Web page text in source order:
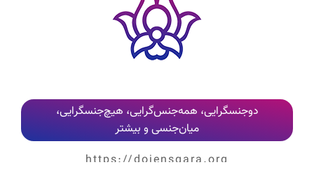
کلیه نظرات پس از بررسی و تایید مدیر وب‌سایت، به‌صورت عمومی منتشر می‌شوند
دوجنسگرایی، همه‌جنس‌گرایی، هیچ‌جنسگرایی،
میان‌جنسی و بیشتر
https://dojensgara.org